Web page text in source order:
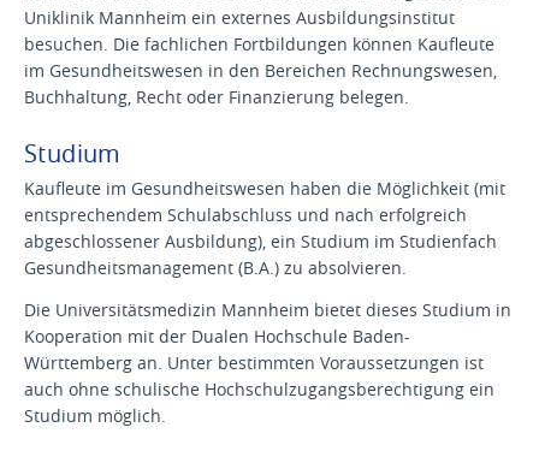
Uniklinik Mannheim ein externes Ausbildungsinstitut
besuchen. Die fachlichen Fortbildungen können Kaufleute
im Gesundheitswesen in den Bereichen Rechnungswesen,
Buchhaltung, Recht oder Finanzierung belegen.
Studium
Kaufleute im Gesundheitswesen haben die Möglichkeit (mit
entsprechendem Schulabschluss und nach erfolgreich
abgeschlossener Ausbildung), ein Studium im Studienfach
Gesundheitsmanagement (B.A.) zu absolvieren.
Die Universitätsmedizin Mannheim bietet dieses Studium in
Kooperation mit der Dualen Hochschule Baden-
Württemberg an. Unter bestimmten Voraussetzungen ist
auch ohne schulische Hochschulzugangsberechtigung ein
Studium möglich.